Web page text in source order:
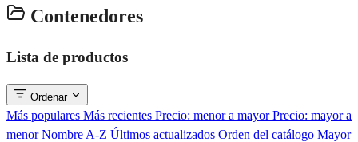
Contenedores
Lista de productos
Ordenar
Más populares Más recientes Precio: menor a mayorPrecio: mayor a
menorNombre A-Z Últimos actualizados Orden del catálogo Mayor